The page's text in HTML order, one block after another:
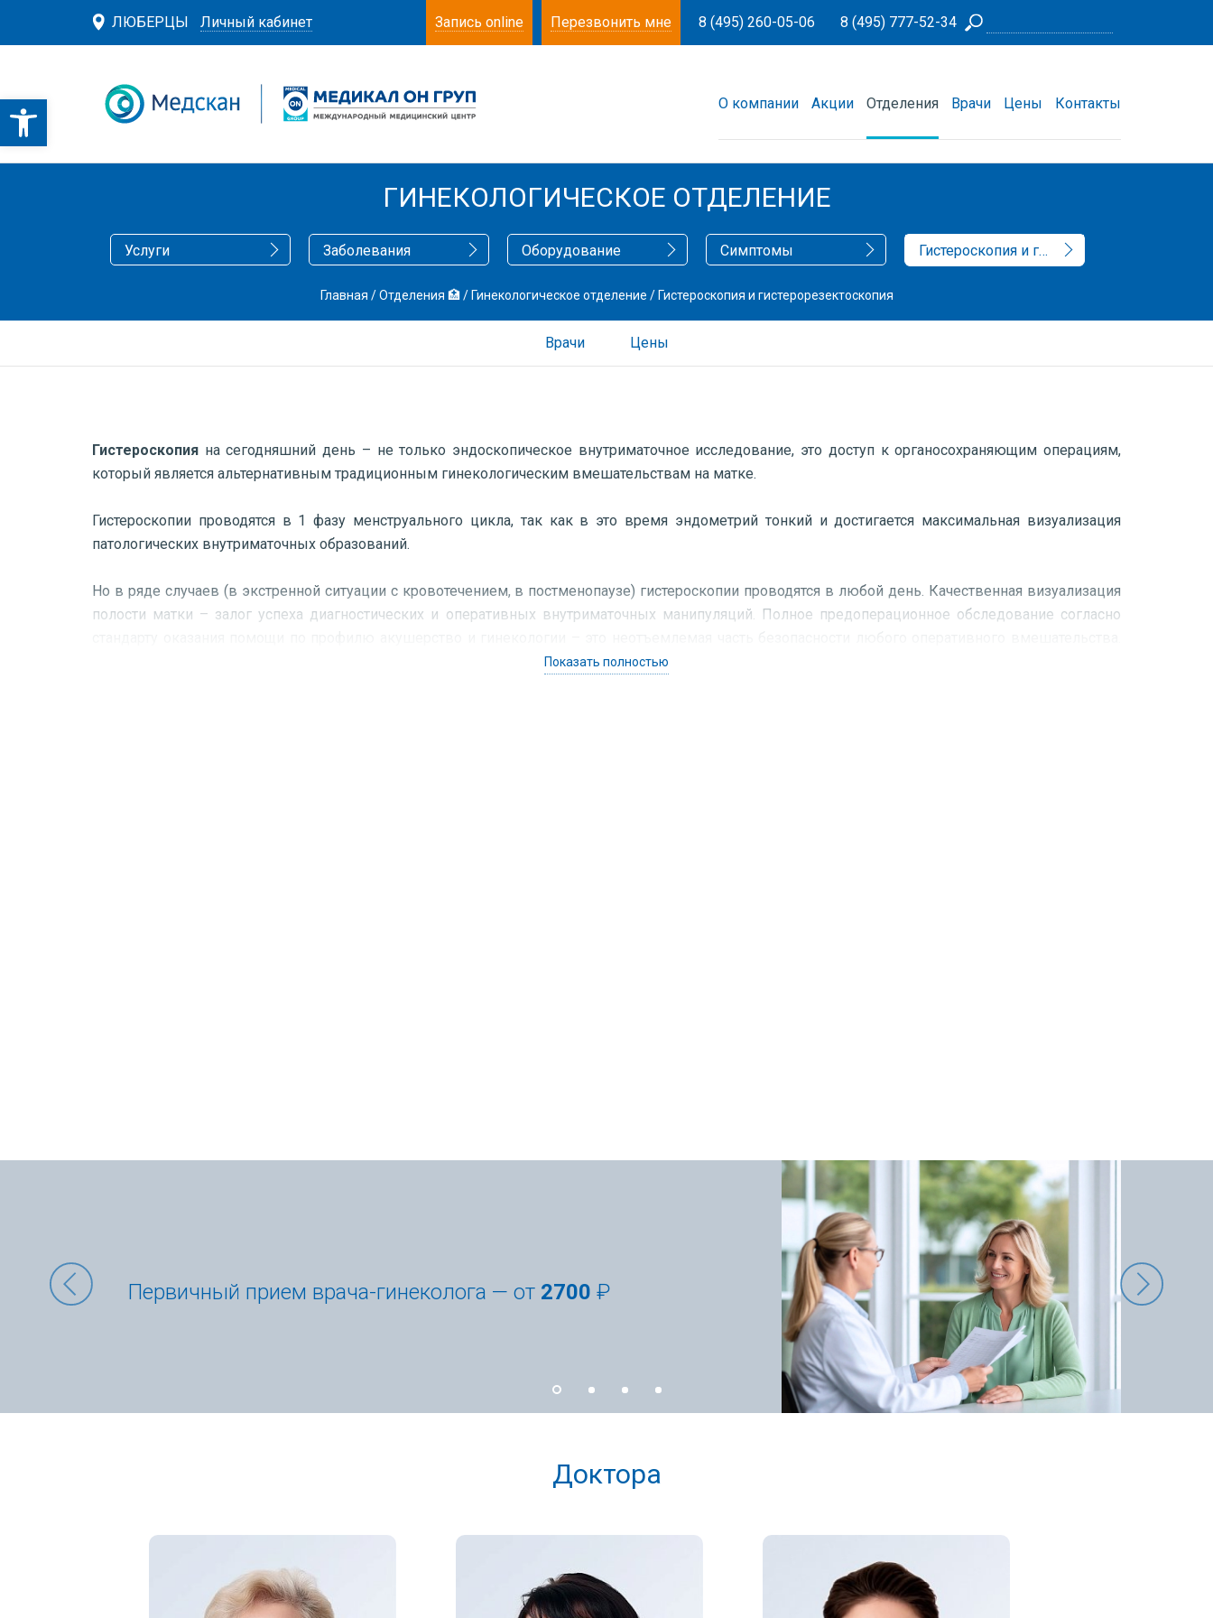
ЛЮБЕРЦЫ Личный кабинет Запись online Перезвонить мне 8 (495) 260-05-06 8 (495) 777-52-34
О компании Акции Отделения Врачи Цены Контакты
ГИНЕКОЛОГИЧЕСКОЕ ОТДЕЛЕНИЕ
Услуги Заболевания Оборудование Симптомы Гистероскопия и гистерорезектоскопия
Главная /Отделения 🏥/ Гинекологическое отделение / Гистероскопия и гистерорезектоскопия
Врачи Цены
Гистероскопия на сегодняшний день – не только эндоскопическое внутриматочное исследование, это доступ к органосохраняющим операциям,
который является альтернативным традиционным гинекологическим вмешательствам на матке.
Гистероскопии проводятся в 1 фазу менструального цикла, так как в это время эндометрий тонкий и достигается максимальная визуализация
патологических внутриматочных образований.
Но в ряде случаев (в экстренной ситуации с кровотечением, в постменопаузе) гистероскопии проводятся в любой день. Качественная визуализация
полости матки – залог успеха диагностических и оперативных внутриматочных манипуляций. Полное предоперационное обследование согласно
Персонализация и уточнение сроков проведения, объема предоперационного обследования и подготовки определяет гинеколог-хирург на
При всех данных патологиях основополагающим компонентом является морфологическое уточнение диагноза, определяющее дальнейшую тактику
–оперативное лечение, гормональная терапия или динамическое наблюдение. Биопсия эндометрия может быть взята мультифокально, прицельно
петлей без использования энергии, путем вакуум-аспирации, пайпель-биопсии, раздельного выскабливания эндометрия и эндоцервикса. Это
определяется врачом в зависимости от целей и репродуктивных планов пациентки. При бесплодии, невынашивании, при нереализованной
репродуктивной функции используются самые щадящие методы без повреждения базального слоя эндометрия, предоперационный прайминг шейки
матки (при отсутствии противопоказаний), использование противоспаечных барьеров внутриматочно.
При диагностике любой внутриматочной патологии диагностическая гистероскопия переходит в оперативную с помощью гистерорезектоскопа.
полипы эндометрия
гиперплазия эндометрия
подслизистая (субмукозная) миома матки;
внутриматочная перегородка;
Показать полностью
Доктора